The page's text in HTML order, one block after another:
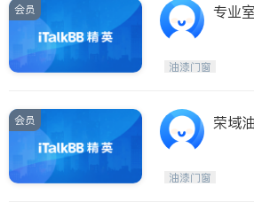
会员 专业
油漆门窗
会员 荣域
油漆门窗